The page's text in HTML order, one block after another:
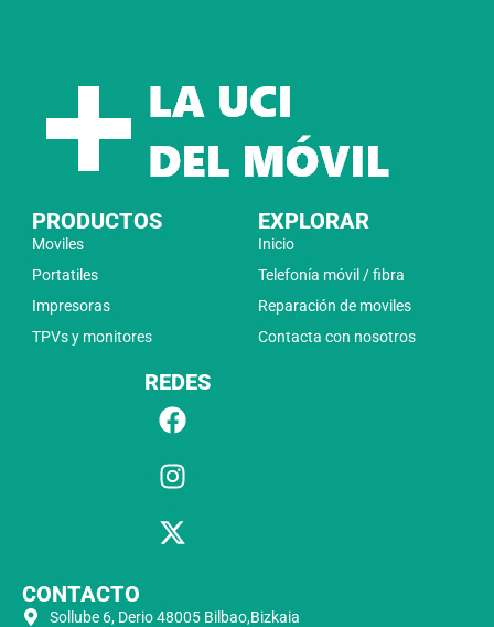
PRODUCTOS
Moviles
Portatiles
Impresoras
TPVs y monitores
EXPLORAR
Inicio
Telefonía móvil / fibra
Reparación de moviles
Contacta con nosotros
REDES
CONTACTO
Sollube 6, Derio 48005 Bilbao,Bizkaia